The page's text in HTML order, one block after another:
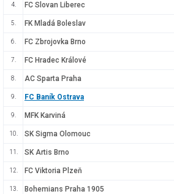
4. FC Slovan Liberec
5. FK Mladá Boleslav
6. FC Zbrojovka Brno
7. FC Hradec Králové
8. AC Sparta Praha
9. FC Baník Ostrava
9. MFK Karviná
10. SK Sigma Olomouc
11. SK Artis Brno
12. FC Viktoria Plzeň
13. Bohemians Praha 1905